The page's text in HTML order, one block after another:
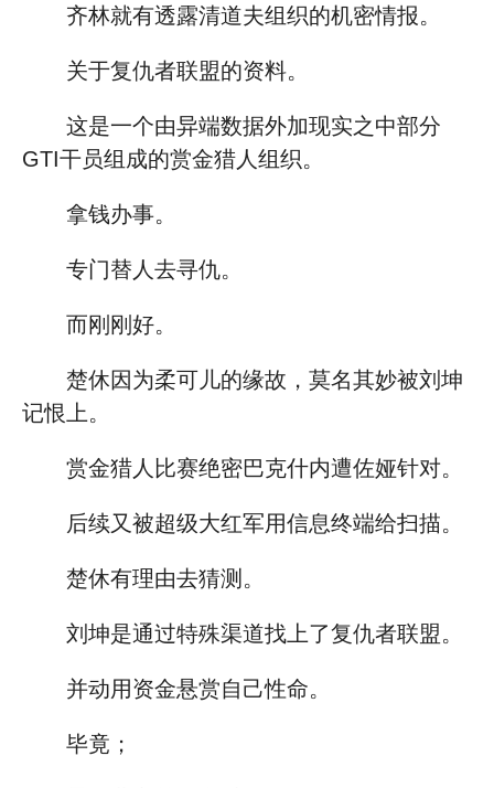
齐林就有透露清道夫组织的机密情报。
关于复仇者联盟的资料。
这是一个由异端数据外加现实之中部分
GTI干员组成的赏金猎人组织。
拿钱办事。
专门替人去寻仇。
而刚刚好。
楚休因为柔可儿的缘故，莫名其妙被刘坤
记恨上。
赏金猎人比赛绝密巴克什内遭佐娅针对。
后续又被超级大红军用信息终端给扫描。
楚休有理由去猜测。
刘坤是通过特殊渠道找上了复仇者联盟。
并动用资金悬赏自己性命。
毕竟；